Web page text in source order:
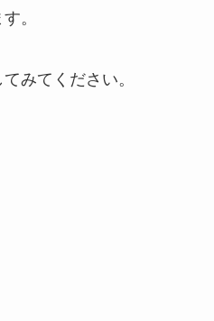
。
みてください。